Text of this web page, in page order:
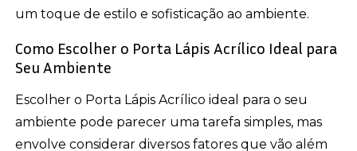
um toque de estilo e sofisticação ao ambiente.
Como Escolher o Porta Lápis Acrílico Ideal para
Seu Ambiente
Escolher o Porta Lápis Acrílico ideal para o seu
ambiente pode parecer uma tarefa simples, mas
envolve considerar diversos fatores que vão além